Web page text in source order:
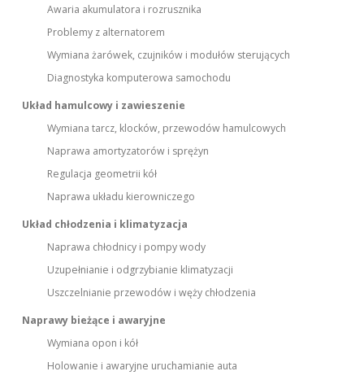
Awaria akumulatora i rozrusznika
Problemy z alternatorem
Wymiana żarówek, czujników i modułów sterujących
Diagnostyka komputerowa samochodu
Układ hamulcowy i zawieszenie
Wymiana tarcz, klocków, przewodów hamulcowych
Naprawa amortyzatorów i sprężyn
Regulacja geometrii kół
Naprawa układu kierowniczego
Układ chłodzenia i klimatyzacja
Naprawa chłodnicy i pompy wody
Uzupełnianie i odgrzybianie klimatyzacji
Uszczelnianie przewodów i węży chłodzenia
Naprawy bieżące i awaryjne
Wymiana opon i kół
Holowanie i awaryjne uruchamianie auta